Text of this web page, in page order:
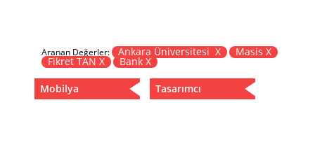
Zigon
Aranan Değerler: Ankara Üniversitesi X Masis X
Fikret TAN X Bank X
Mobilya Tasarımcı